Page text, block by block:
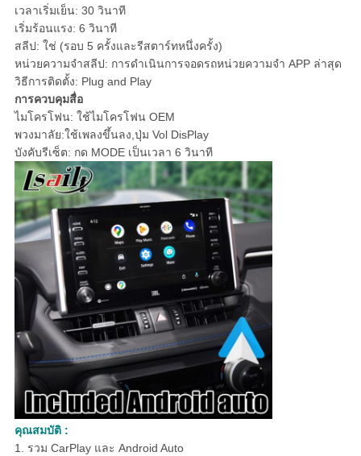
เวลาเริ่มเย็น: 30 วินาที
เริ่มร้อนแรง: 6 วินาที
สลีป: ใช่ (รอบ 5 ครั้งและรีสตาร์ทหนึ่งครั้ง)
หน่วยความจำสลีป: การดำเนินการจอดรถหน่วยความจำ APP ล่าสุด
วิธีการติดตั้ง: Plug and Play
การควบคุมสื่อ
ไมโครโฟน: ใช้ไมโครโฟน OEM
พวงมาลัย:ใช้เพลงขึ้นลง,ปุ่ม Vol DisPlay
บังคับรีเซ็ต: กด MODE เป็นเวลา 6 วินาที
คุณสมบัติ :
1. รวม CarPlay และ Android Auto